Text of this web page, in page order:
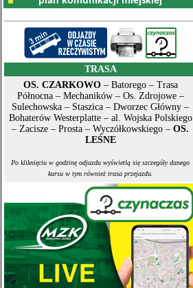
TRASA
OS. CZARKOWO– Batorego – Trasa
Północna – Mechaników – Os. Zdrojowe –
Sulechowska – Staszica – Dworzec Główny –
Bohaterów Westerplatte – al. Wojska Polskiego
– Zacisze – Prosta – Wyczółkowskiego – OS.
LEŚNE
Po kliknięciu w godzinę odjazdu wyświetlą się szczegóły danego
kursu w tym również trasa przejazdu.